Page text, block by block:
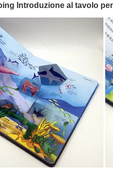
Introduzione al tavolo